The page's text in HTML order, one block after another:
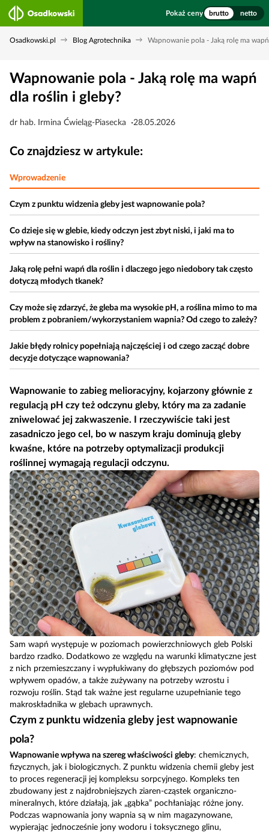
Pokaż ceny brutto netto
Osadkowski.pl Blog Agrotechnika Wapnowanie pola - Jaką rolę ma
Wapnowanie pola - Jaką rolę ma wapń
dla roślin i gleby?
dr hab. Irmina Ćwieląg-Piasecka 28.05.2026
Co znajdziesz w artykule:
Wprowadzenie
Czym z punktu widzenia gleby jest wapnowanie pola?
Co dzieje się w glebie, kiedy odczyn jest zbyt niski, i jaki ma to
wpływ na stanowisko i rośliny?
Jaką rolę pełni wapń dla roślin i dlaczego jego niedobory tak często
dotyczą młodych tkanek?
Czy może się zdarzyć, że gleba ma wysokie pH, a roślina mimo to ma
problem z pobraniem/wykorzystaniem wapnia? Od czego to zależy?
Jakie błędy rolnicy popełniają najczęściej i od czego zacząć dobre
decyzje dotyczące wapnowania?
Wapnowanie to zabieg melioracyjny, kojarzony głównie z
regulacją pH czy też odczynu gleby, który ma za zadanie
zniwelować jej zakwaszenie. I rzeczywiście taki jest
zasadniczo jego cel, bo w naszym kraju dominują gleby
kwaśne, które na potrzeby optymalizacji produkcji
roślinnej wymagają regulacji odczynu.
Sam wapń występuje w poziomach powierzchniowych gleb Polski
bardzo rzadko. Dodatkowo ze względu na warunki klimatyczne jest
z nich przemieszczany i wypłukiwany do głębszych poziomów pod
wpływem opadów, a także zużywany na potrzeby wzrostu i
rozwoju roślin. Stąd tak ważne jest regularne uzupełnianie tego
makroskładnika w glebach uprawnych.
Czym z punktu widzenia gleby jest wapnowanie
pola?
Wapnowanie wpływa na szereg właściwości gleby: chemicznych,
fizycznych, jak i biologicznych. Z punktu widzenia chemii gleby jest
to proces regeneracji jej kompleksu sorpcyjnego. Kompleks ten
zbudowany jest z najdrobniejszych ziaren-cząstek organiczno-
mineralnych, które działają, jak „gąbka” pochłaniając różne jony.
Podczas wapnowania jony wapnia są w nim magazynowane,
wypierając jednocześnie jony wodoru i toksycznego glinu,